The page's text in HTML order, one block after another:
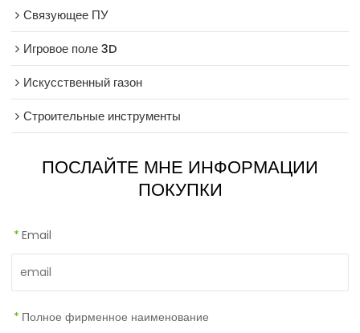
Связующее ПУ
Игровое поле 3D
Искусственный газон
Строительные инструменты
ПОСЛАЙТЕ МНЕ ИНФОРМАЦИИ
ПОКУПКИ
* Email
* Полное фирменное наименование